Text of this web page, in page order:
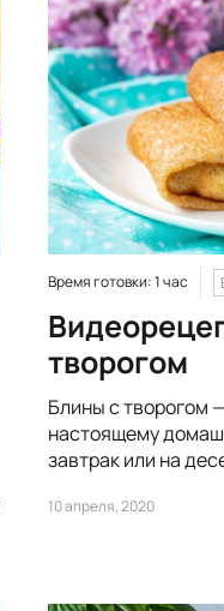
Время готовки: 1 час
творогом
Блины с творогом
настоящему
завтрак или на
10 апреля, 2020